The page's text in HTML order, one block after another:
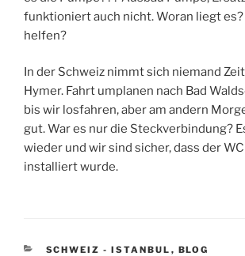
funktioniert auch nicht. Woran liegt es?
helfen?
In der Schweiz nimmt sich niemand
Hymer. Fahrt umplanen nach Bad
bis wir losfahren, aber am andern
gut. War es nur die Steckverbindung?
wieder und wir sind sicher, dass der
installiert wurde.
KATEGORIEN
SCHWEIZ - ISTANBUL , BLOG